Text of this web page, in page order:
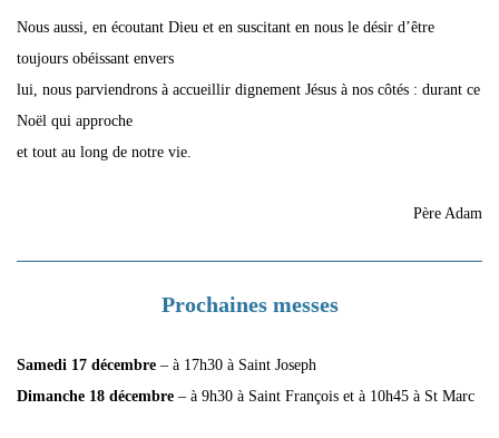
Nous aussi, en écoutant Dieu et en suscitant en nous le désir d’être
toujours obéissant envers
lui, nous parviendrons à accueillir dignement Jésus à nos côtés : durant ce
Noël qui approche
et tout au long de notre vie.
Père Adam
Prochaines messes
Samedi 17 décembre – à 17h30 à Saint Joseph
Dimanche 18 décembre – à 9h30 à Saint François et à 10h45 à St Marc